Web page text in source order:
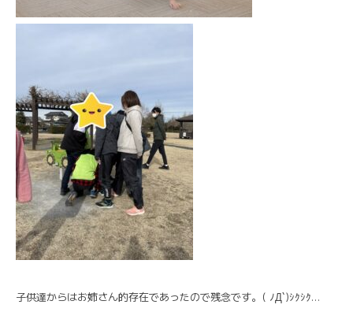
子供達からはお姉さん的存在であったので残念です。( ﾉД`)ｼｸｼｸ…